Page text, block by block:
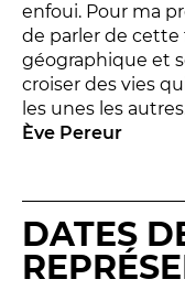
Moulins en
Autour des
Visites
NOS SALLES
enfoui. Pour ma
de parler de cette
géographique et
croiser des vies
les unes les
Ève Pereur
DATES